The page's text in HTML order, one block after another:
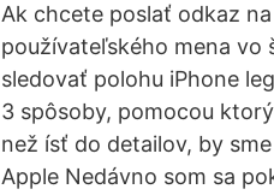
Ak chcete poslať odkaz
používateľského mena vo
sledovať polohu iPhone
3 spôsoby, pomocou
než ísť do detailov, by
Apple Nedávno som sa